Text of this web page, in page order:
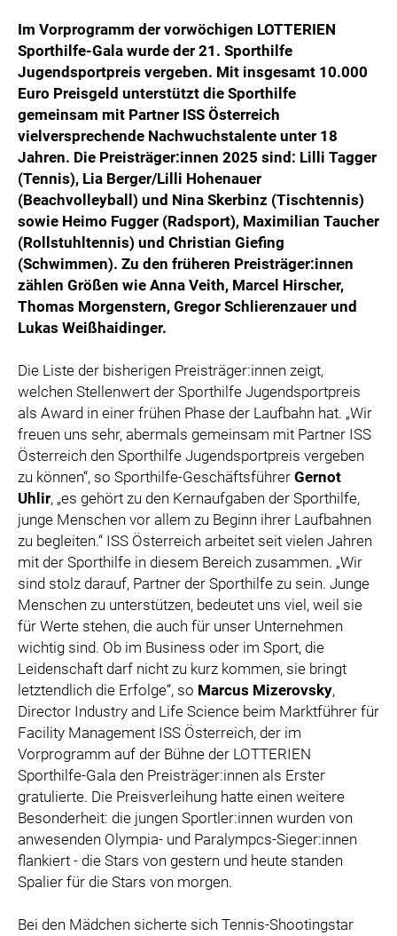
PRESSEKONTAKT
Im Vorprogramm der vorwöchigen LOTTERIEN
Sporthilfe-Gala wurde der 21. Sporthilfe
Jugendsportpreis vergeben. Mit insgesamt 10.000
Euro Preisgeld unterstützt die Sporthilfe
gemeinsam mit Partner ISS Österreich
vielversprechende Nachwuchstalente unter 18
Jahren. Die Preisträger:innen 2025 sind: Lilli Tagger
(Tennis), Lia Berger/Lilli Hohenauer
(Beachvolleyball) und Nina Skerbinz (Tischtennis)
sowie Heimo Fugger (Radsport), Maximilian Taucher
(Rollstuhltennis) und Christian Giefing
(Schwimmen). Zu den früheren Preisträger:innen
zählen Größen wie Anna Veith, Marcel Hirscher,
Thomas Morgenstern, Gregor Schlierenzauer und
Lukas Weißhaidinger.
Die Liste der bisherigen Preisträger:innen zeigt,
welchen Stellenwert der Sporthilfe Jugendsportpreis
als Award in einer frühen Phase der Laufbahn hat. „Wir
freuen uns sehr, abermals gemeinsam mit Partner ISS
Österreich den Sporthilfe Jugendsportpreis vergeben
zu können“, so Sporthilfe-Geschäftsführer Gernot
Uhlir, „es gehört zu den Kernaufgaben der Sporthilfe,
junge Menschen vor allem zu Beginn ihrer Laufbahnen
zu begleiten.“ ISS Österreich arbeitet seit vielen Jahren
mit der Sporthilfe in diesem Bereich zusammen. „Wir
sind stolz darauf, Partner der Sporthilfe zu sein. Junge
Menschen zu unterstützen, bedeutet uns viel, weil sie
für Werte stehen, die auch für unser Unternehmen
wichtig sind. Ob im Business oder im Sport, die
Leidenschaft darf nicht zu kurz kommen, sie bringt
letztendlich die Erfolge“, so Marcus Mizerovsky,
Director Industry and Life Science beim Marktführer für
Facility Management ISS Österreich, der im
Vorprogramm auf der Bühne der LOTTERIEN
Sporthilfe-Gala den Preisträger:innen als Erster
gratulierte. Die Preisverleihung hatte einen weitere
Besonderheit: die jungen Sportler:innen wurden von
anwesenden Olympia- und Paralympcs-Sieger:innen
flankiert - die Stars von gestern und heute standen
Spalier für die Stars von morgen.
Bei den Mädchen sicherte sich Tennis-Shootingstar